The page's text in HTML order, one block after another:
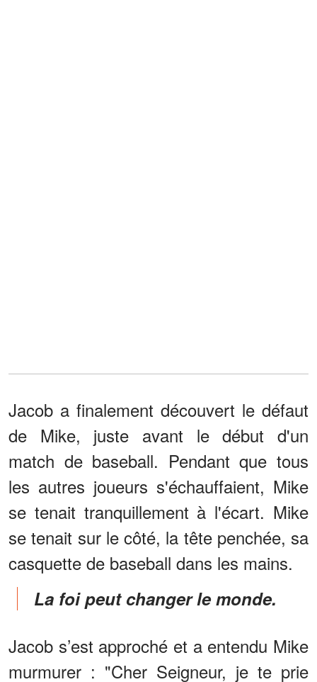
Jacob a finalement découvert le défaut
de Mike, juste avant le début d'un
match de baseball. Pendant que tous
les autres joueurs s'échauffaient, Mike
se tenait tranquillement à l'écart. Mike
se tenait sur le côté, la tête penchée, sa
casquette de baseball dans les mains.
La foi peut changer le monde.
Jacob s’est approché et a entendu Mike
murmurer : "Cher Seigneur, je te prie